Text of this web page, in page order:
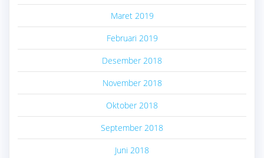
Maret 2019
Februari 2019
Desember 2018
November 2018
Oktober 2018
September 2018
Juni 2018